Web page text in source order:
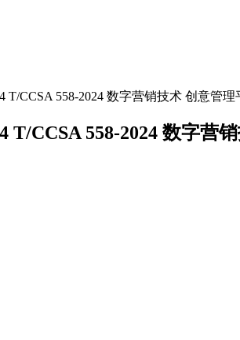
T/CCSA 558-2024 数字营销技术 创意管
T/CCSA 558-2024 数字营